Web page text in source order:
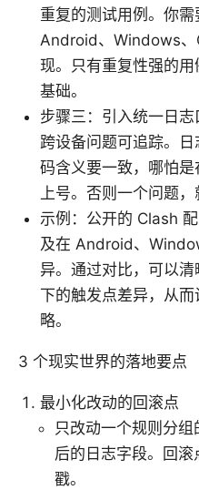
重复的测试用例。你需
Android、Windows、
现。只有重复性强的
基础。
步骤三：引入统一日
跨设备问题可追踪。
码含义要一致，哪怕
上号。否则一个问题，
示例：公开的 Clash
及在 Android、
异。通过对比，可以
下的触发点差异，从
略。
3 个现实世界的落地要点
最小化改动的回滚点
只改动一个规则分
后的日志字段。回
戳。